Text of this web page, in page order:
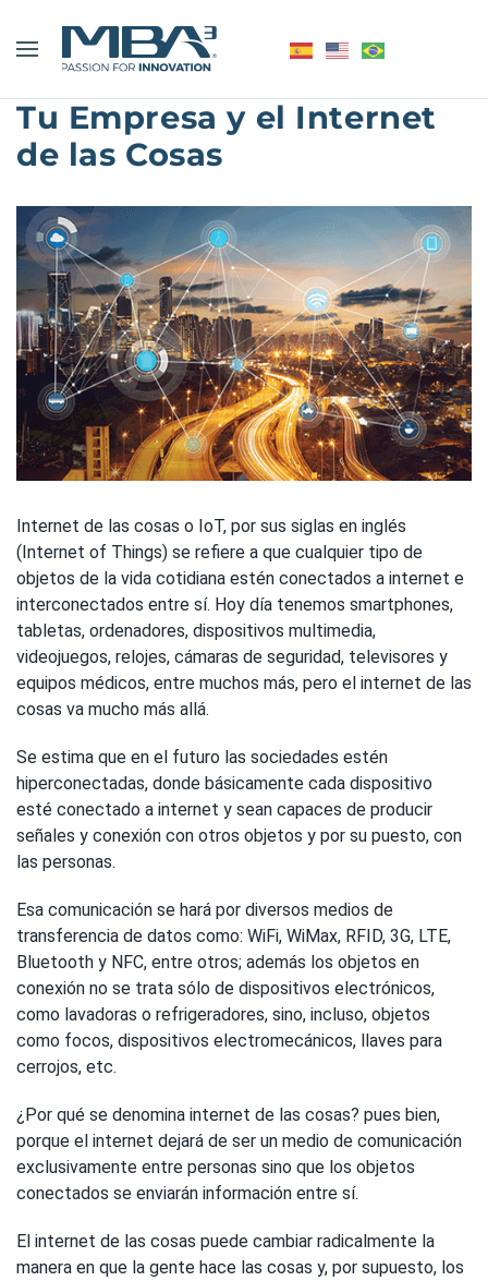
Tu Empresa y el Internet
de las Cosas
Internet de las cosas o IoT, por sus siglas en inglés
(Internet of Things) se refiere a que cualquier tipo de
objetos de la vida cotidiana estén conectados a internet e
interconectados entre sí. Hoy día tenemos smartphones,
tabletas, ordenadores, dispositivos multimedia,
videojuegos, relojes, cámaras de seguridad, televisores y
equipos médicos, entre muchos más, pero el internet de las
cosas va mucho más allá.
Se estima que en el futuro las sociedades estén
hiperconectadas, donde básicamente cada dispositivo
esté conectado a internet y sean capaces de producir
señales y conexión con otros objetos y por su puesto, con
las personas.
Esa comunicación se hará por diversos medios de
transferencia de datos como: WiFi, WiMax, RFID, 3G, LTE,
Bluetooth y NFC, entre otros; además los objetos en
conexión no se trata sólo de dispositivos electrónicos,
como lavadoras o refrigeradores, sino, incluso, objetos
como focos, dispositivos electromecánicos, llaves para
cerrojos, etc.
¿Por qué se denomina internet de las cosas? pues bien,
porque el internet dejará de ser un medio de comunicación
exclusivamente entre personas sino que los objetos
conectados se enviarán información entre sí.
El internet de las cosas puede cambiar radicalmente la
manera en que la gente hace las cosas y, por supuesto, los